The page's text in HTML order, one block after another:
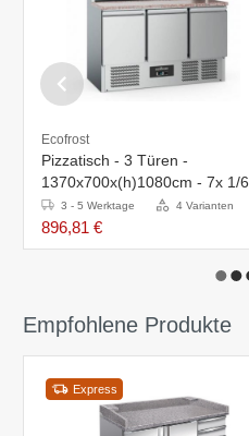
Ecofrost
Pizzatisch - 3 Türen -
1370x700x(h)1080cm - 7x 1/6
GN3 - 5 Werktage 4 Varianten
896,81 €
Empfohlene Produkte
Express